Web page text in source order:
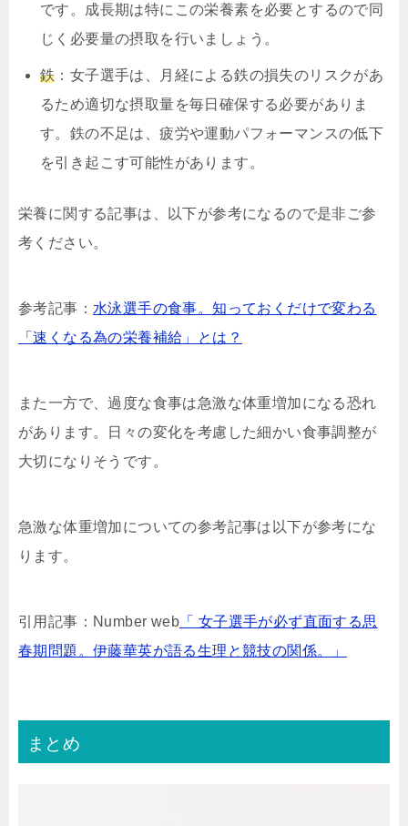
です。成長期は特にこの栄養素を必要とするので同
じく必要量の摂取を行いましょう。
鉄 ：女子選手は、月経による鉄の損失のリスクがあ
るため適切な摂取量を毎日確保する必要がありま
す。鉄の不足は、疲労や運動パフォーマンスの低下
を引き起こす可能性があります。
栄養に関する記事は、以下が参考になるので是非ご参
考ください。
参考記事： 水泳選手の食事。知っておくだけで変わる
「速くなる為の栄養補給」とは？
また一方で、過度な食事は急激な体重増加になる恐れ
があります。日々の変化を考慮した細かい食事調整が
大切になりそうです。
急激な体重増加についての参考記事は以下が参考にな
ります。
引用記事：Number web 「 女子選手が必ず直面する思
春期問題。伊藤華英が語る生理と競技の関係。」
まとめ